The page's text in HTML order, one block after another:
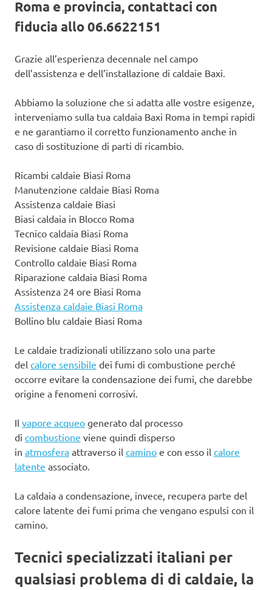
Roma e provincia, contattaci con
fiducia allo 06.6622151
Grazie all’esperienza decennale nel campo
dell’assistenza e dell’installazione di caldaie Baxi.
Abbiamo la soluzione che si adatta alle vostre esigenze,
interveniamo sulla tua caldaia Baxi Roma in tempi rapidi
e ne garantiamo il corretto funzionamento anche in
caso di sostituzione di parti di ricambio.
Ricambi caldaie Biasi Roma
Manutenzione caldaie Biasi Roma
Assistenza caldaie Biasi
Biasi caldaia in Blocco Roma
Tecnico caldaia Biasi Roma
Revisione caldaie Biasi Roma
Controllo caldaie Biasi Roma
Riparazione caldaia Biasi Roma
Assistenza 24 ore Biasi Roma
Assistenza caldaie Biasi Roma
Bollino blu caldaie Biasi Roma
Le caldaie tradizionali utilizzano solo una parte
del calore sensibile dei fumi di combustione perché
occorre evitare la condensazione dei fumi, che darebbe
origine a fenomeni corrosivi.
Il vapore acqueo generato dal processo
di combustione viene quindi disperso
in atmosfera attraverso il camino e con esso il calore
latente associato.
La caldaia a condensazione, invece, recupera parte del
calore latente dei fumi prima che vengano espulsi con il
camino.
Tecnici specializzati italiani per
qualsiasi problema di di caldaie, la